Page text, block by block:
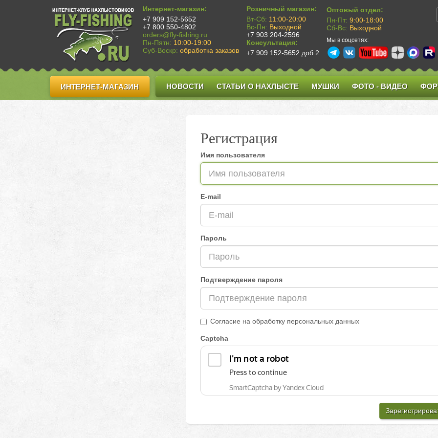
Интернет-магазин:
+7 909 152-5652
+7 800 550-4802
orders@fly-fishing.ru
Пн-Пятн: 10:00-19:00
Суб-Воскр: обработка заказов
Розничный магазин:
Вт-Сб: 11:00-20:00
Вс-Пн: Выходной
+7 903 204-2596
Консультация:
+7 909 152-5652 доб.2
Оптовый отдел:
Пн-Пт: 9:00-18:00
Сб-Вс: Выходной
Мы в соцсетях:
ИНТЕРНЕТ-МАГАЗИН НОВОСТИ СТАТЬИ О НАХЛЫСТЕ МУШКИ ФОТО - ВИДЕО
Регистрация
Имя пользователя
E-mail
Пароль
Подтверждение пароля
Согласие на обработку персональных данных
Captcha